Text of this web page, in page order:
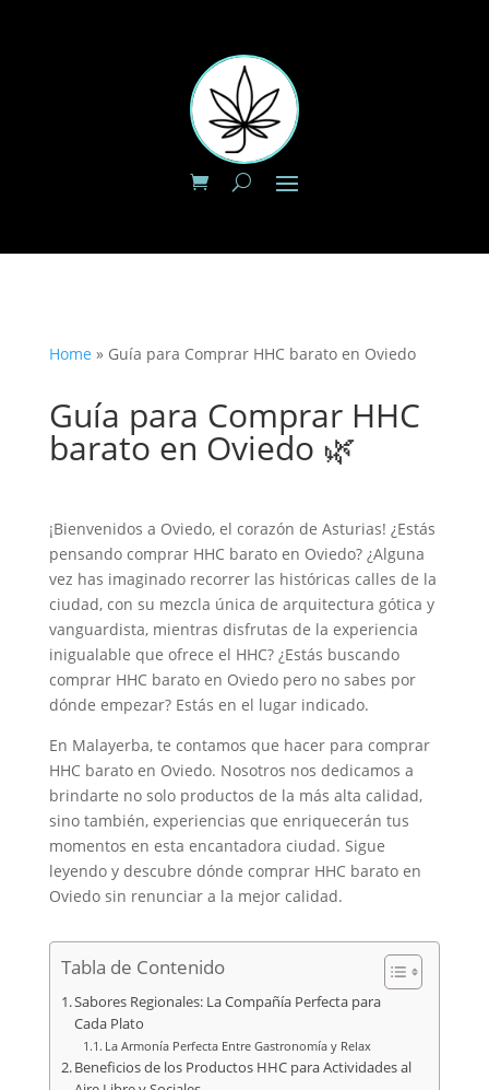
Home » Guía para Comprar HHC barato en Oviedo
Guía para Comprar HHC
barato en Oviedo 🌿
¡Bienvenidos a Oviedo, el corazón de Asturias! ¿Estás
pensando comprar HHC barato en Oviedo? ¿Alguna
vez has imaginado recorrer las históricas calles de la
ciudad, con su mezcla única de arquitectura gótica y
vanguardista, mientras disfrutas de la experiencia
inigualable que ofrece el HHC? ¿Estás buscando
comprar HHC barato en Oviedo pero no sabes por
dónde empezar? Estás en el lugar indicado.
En Malayerba, te contamos que hacer para comprar
HHC barato en Oviedo. Nosotros nos dedicamos a
brindarte no solo productos de la más alta calidad,
sino también, experiencias que enriquecerán tus
momentos en esta encantadora ciudad. Sigue
leyendo y descubre dónde comprar HHC barato en
Oviedo sin renunciar a la mejor calidad.
Tabla de Contenido
Sabores Regionales: La Compañía Perfecta para
Cada Plato
La Armonía Perfecta Entre Gastronomía y Relax
Beneficios de los Productos HHC para Actividades al